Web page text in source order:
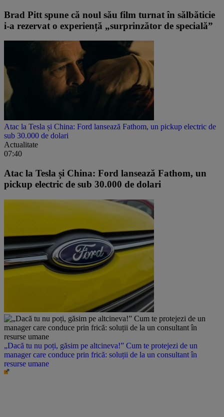
Brad Pitt spune că noul său film turnat în sălbăticie
i-a rezervat o experiență „surprinzător de specială”
Atac la Tesla și China: Ford lansează Fathom, un pickup electric de
sub 30.000 de dolari
Actualitate
07:40
Atac la Tesla și China: Ford lansează Fathom, un
pickup electric de sub 30.000 de dolari
„Dacă tu nu poți, găsim pe altcineva!” Cum te protejezi de un
manager care conduce prin frică: soluții de la un consultant în
resurse umane